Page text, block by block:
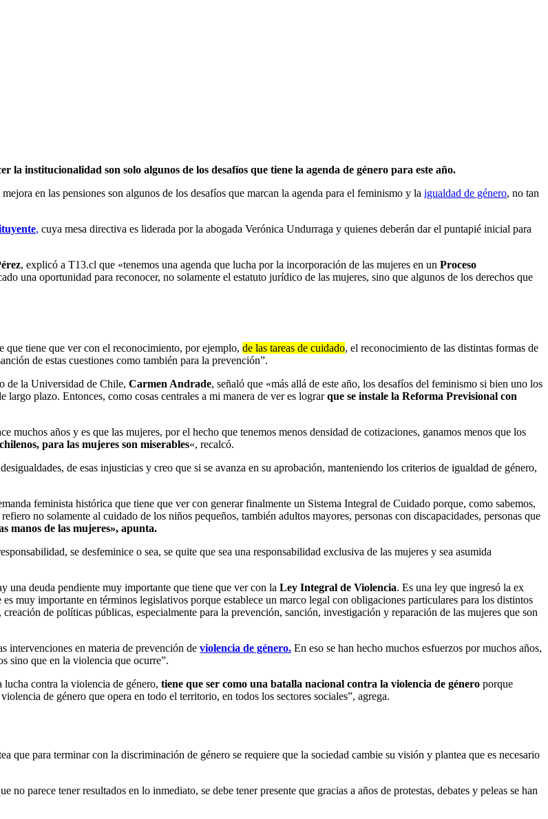
institucionalidad son solo algunos de los desafíos que tiene la agenda de género para este año.
en las pensiones son algunos de los desafíos que marcan la agenda para el feminismo y la igualdad de género, no tan
, cuya mesa directiva es liderada por la abogada Verónica Undurraga y quienes deberán dar el puntapié inicial para
, explicó a T13.cl que «tenemos una agenda que lucha por la incorporación de las mujeres en un Proceso
una oportunidad para reconocer, no solamente el estatuto jurídico de las mujeres, sino que algunos de los derechos que
que tiene que ver con el reconocimiento, por ejemplo, de las tareas de cuidado, el reconocimiento de las distintas formas de
de estas cuestiones como también para la prevención”.
de la Universidad de Chile, Carmen Andrade, señaló que «más allá de este año, los desafíos del feminismo si bien uno los
largo plazo. Entonces, como cosas centrales a mi manera de ver es lograrque se instale la Reforma Previsional con
muchos años y es que las mujeres, por el hecho que tenemos menos densidad de cotizaciones, ganamos menos que los
para las mujeres son miserables«, recalcó.
de esas injusticias y creo que si se avanza en su aprobación, manteniendo los criterios de igualdad de género,
feminista histórica que tiene que ver con generar finalmente un Sistema Integral de Cuidado porque, como sabemos,
no solamente al cuidado de los niños pequeños, también adultos mayores, personas con discapacidades, personas que
manos de las mujeres», apunta.
se desfeminice o sea, se quite que sea una responsabilidad exclusiva de las mujeres y sea asumida
una deuda pendiente muy importante que tiene que ver con la Ley Integral de Violencia. Es una ley que ingresó la ex
muy importante en términos legislativos porque establece un marco legal con obligaciones particulares para los distintos
de políticas públicas, especialmente para la prevención, sanción, investigación y reparación de las mujeres que son
intervenciones en materia de prevención de violencia de género. En eso se han hecho muchos esfuerzos por muchos años,
sino que en la violencia que ocurre”.
lucha contra la violencia de género, tiene que ser como una batalla nacional contra la violencia de género porque
de género que opera en todo el territorio, en todos los sectores sociales”, agrega.
que para terminar con la discriminación de género se requiere que la sociedad cambie su visión y plantea que es necesario
parece tener resultados en lo inmediato, se debe tener presente que gracias a años de protestas, debates y peleas se han